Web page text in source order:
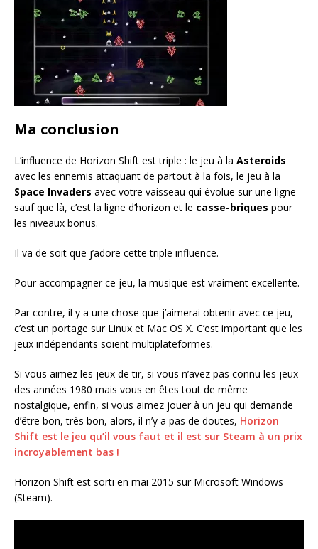
Ma conclusion
L’influence de Horizon Shift est triple : le jeu à la Asteroids
avec les ennemis attaquant de partout à la fois, le jeu à la
Space Invaders avec votre vaisseau qui évolue sur une ligne
sauf que là, c’est la ligne d’horizon et le casse-briques pour
les niveaux bonus.
Il va de soit que j’adore cette triple influence.
Pour accompagner ce jeu, la musique est vraiment excellente.
Par contre, il y a une chose que j’aimerai obtenir avec ce jeu,
c’est un portage sur Linux et Mac OS X. C’est important que les
jeux indépendants soient multiplateformes.
Si vous aimez les jeux de tir, si vous n’avez pas connu les jeux
des années 1980 mais vous en êtes tout de même
nostalgique, enfin, si vous aimez jouer à un jeu qui demande
d’être bon, très bon, alors, il n’y a pas de doutes, Horizon
Shift est le jeu qu’il vous faut et il est sur Steam à un prix
incroyablement bas !
Horizon Shift est sorti en mai 2015 sur Microsoft Windows
(Steam).